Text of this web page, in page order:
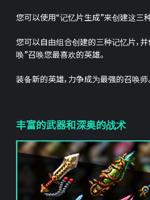
您可以使用“记忆片生成”来创建这三
您可以自由组合创建的三种记忆片，
唤”召唤您最喜欢的英雄。
装备新的英雄，力争成为最强的召唤师
丰富的武器和深奥的战术